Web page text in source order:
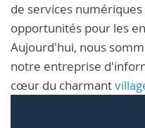
de services
opportunités pour les
Aujourd'hui, nous
notre entreprise
cœur du charmant